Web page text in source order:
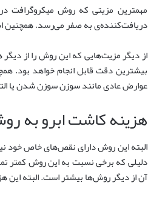
مهمترین مزیتی که روش میکروگرافت
دریافت‌کننده‌ی به صفر می‌رسد. همچنین
از دیگر مزیت‌هایی که این روش را از دیگر
بیشترین دقت قابل انجام خواهد بود.
عوارض عادی مانند سوزن سوزن شدن یا
هزینه کاشت ابرو به
البته این روش دارای نقص‌های خاص خود
دلیلی که برخی نسبت به این روش کمتر
آن از دیگر روش‌ها بیشتر است. البته این